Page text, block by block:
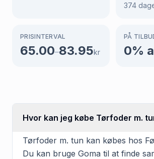
374
PRISINTERVAL
65.00–83.95kr
PÅ
0%
Hvor kan jeg købe Tørfoder m.
Tørfoder m. tun kan købes hos
Du kan bruge Goma til at finde